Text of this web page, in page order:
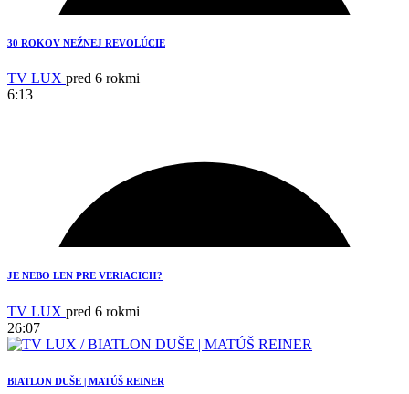
9
30 ROKOV NEŽNEJ REVOLÚCIE
TV LUX pred 6 rokmi
6:13
JE NEBO LEN PRE VERIACICH?
TV LUX pred 6 rokmi
26:07
BIATLON DUŠE | MATÚŠ REINER